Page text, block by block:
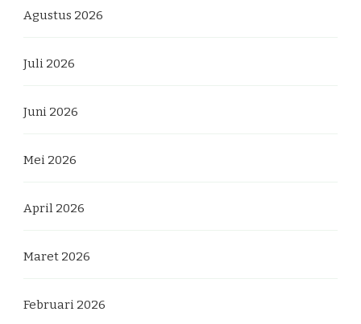
Agustus 2026
Juli 2026
Juni 2026
Mei 2026
April 2026
Maret 2026
Februari 2026